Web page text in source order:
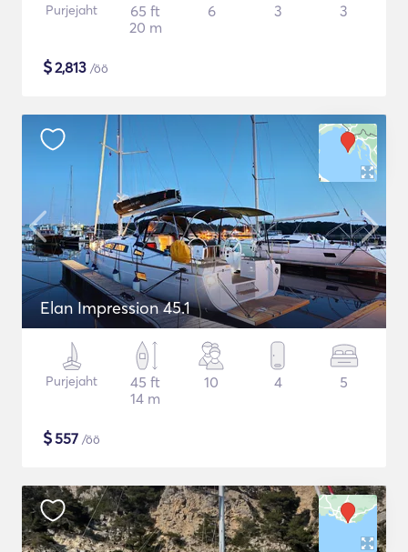
Purjejaht
65 ft
20 m
6 3 3
$2,813 /öö
Elan Impression 45.1
Purjejaht
45 ft
14 m
10 4 5
$557 /öö